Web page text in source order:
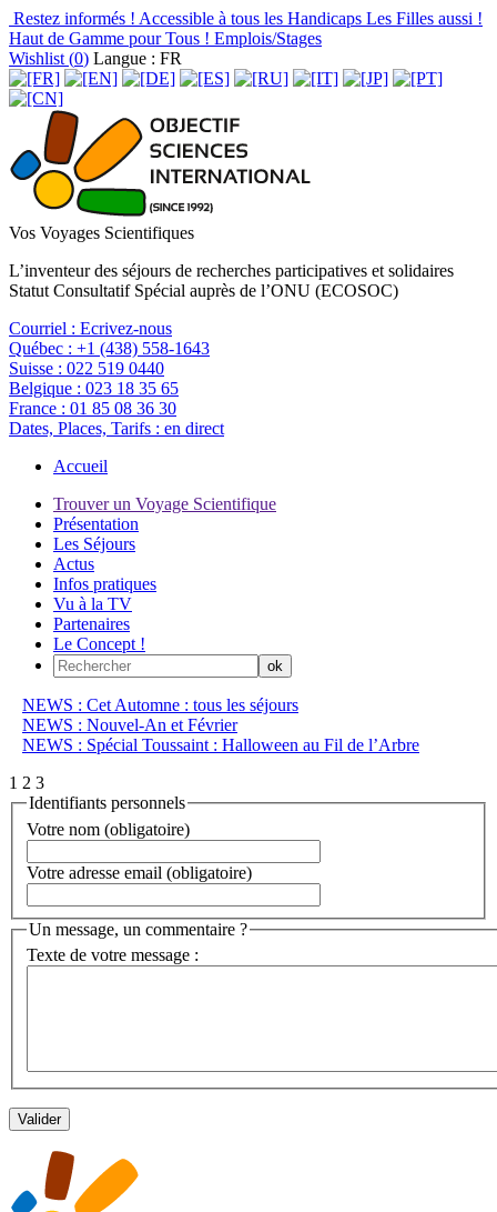
Restez informés ! Accessible à tous les Handicaps Les Filles aussi !
Haut de Gamme pour Tous ! Emplois/Stages
Wishlist (0) Langue : FR
Vos Voyages Scientifiques
L’inventeur des séjours de recherches participatives et solidaires
Statut Consultatif Spécial auprès de l’ONU (ECOSOC)
Courriel : Ecrivez-nous
Québec : +1 (438) 558-1643
Suisse : 022 519 0440
Belgique : 023 18 35 65
France : 01 85 08 36 30
Dates, Places, Tarifs : en direct
Accueil
Trouver un Voyage Scientifique
Présentation
Les Séjours
Actus
Infos pratiques
Vu à la TV
Partenaires
Le Concept !
NEWS : Cet Automne : tous les séjours
NEWS : Nouvel-An et Février
NEWS : Spécial Toussaint : Halloween au Fil de l’Arbre
1 2 3
Identifiants personnels
Votre nom (obligatoire)
Votre adresse email (obligatoire)
Un message, un commentaire ?
Texte de votre message :